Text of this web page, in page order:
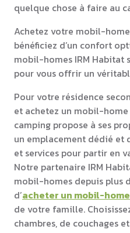
quelque chose à faire au
Achetez votre mobil-
bénéficiez d’un confort
mobil-homes IRM
pour vous offrir un
Pour votre résidence
et achetez un mobil-
camping propose à ses
un emplacement dédié et
et services pour partir en
Notre partenaire IRM
mobil-homes depuis plus
d’acheter un mobil-home
de votre famille.
chambres, de couchages